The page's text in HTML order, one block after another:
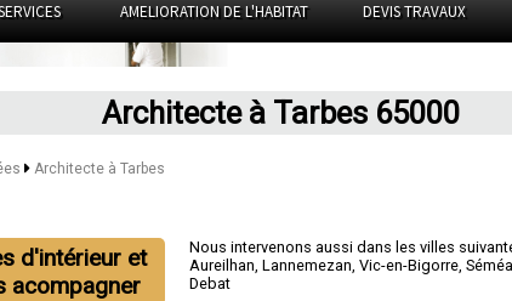
AMELIORATION DE L'HABITAT DEVIS TRAVAUX
Architecte à Tarbes 65000
Architecte à Tarbes
d'intérieur et
acompagner
Nous intervenons aussi dans les villes
Aureilhan,Lannemezan,Vic-en-Bigorre,
Debat